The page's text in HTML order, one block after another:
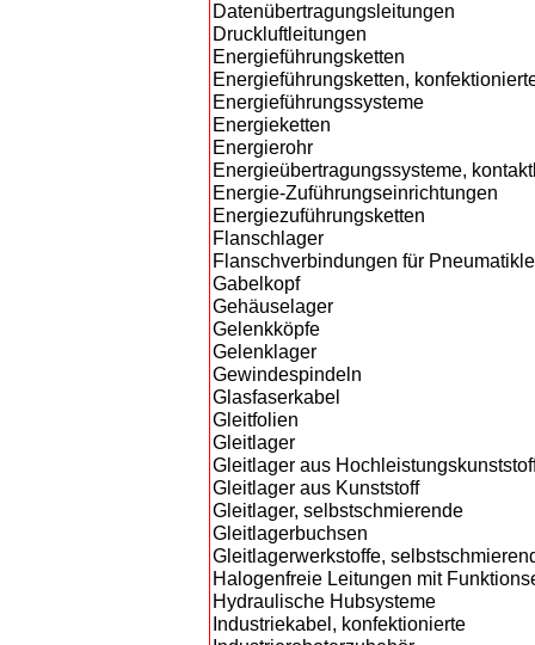
Datenübertragungsleitungen
Druckluftleitungen
Energieführungsketten
Energieführungsketten,
Energieführungssysteme
Energieketten
Energierohr
Energieübertragungssysteme,
Energie-Zuführungseinrichtungen
Energiezuführungsketten
Flanschlager
Flanschverbindungen für
Gabelkopf
Gehäuselager
Gelenkköpfe
Gelenklager
Gewindespindeln
Glasfaserkabel
Gleitfolien
Gleitlager
Gleitlager aus
Gleitlager aus Kunststoff
Gleitlager, selbstschmierende
Gleitlagerbuchsen
Gleitlagerwerkstoffe,
Halogenfreie Leitungen mit
Hydraulische Hubsysteme
Industriekabel, konfektionierte